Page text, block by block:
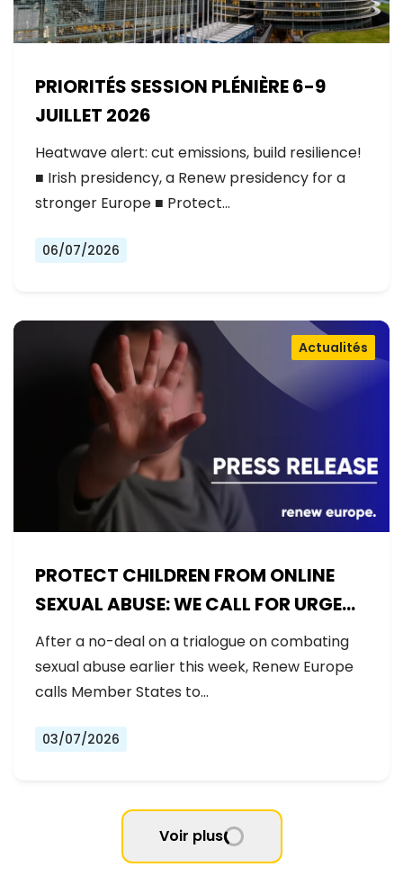
PRIORITÉS SESSION PLÉNIÈRE 6-9
JUILLET 2026
Heatwave alert: cut emissions, build resilience!
■ Irish presidency, a Renew presidency for a
stronger Europe ■ Protect…
06/07/2026
PROTECT CHILDREN FROM ONLINE
SEXUAL ABUSE: WE CALL FOR URGENT
NEGOTIATIONS AND PERMANENT
SOLUTION
Actualités
After a no-deal on a trialogue on combating
sexual abuse earlier this week, Renew Europe
calls Member States to…
03/07/2026
Voir plus